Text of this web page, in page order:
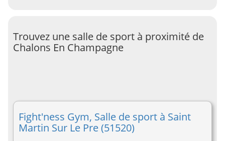
Trouvez une salle de sport à proximité de
Chalons En Champagne
Fight'ness Gym, Salle de sport à Saint
Martin Sur Le Pre (51520)